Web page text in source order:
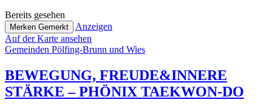
Bereits gesehen
Merken Gemerkt
Anzeigen
Auf der Karte ansehen
Gemeinden Pölfing-Brunn und Wies
BEWEGUNG, FREUDE&INNERE
STÄRKE – PHÖNIX TAEKWON-DO